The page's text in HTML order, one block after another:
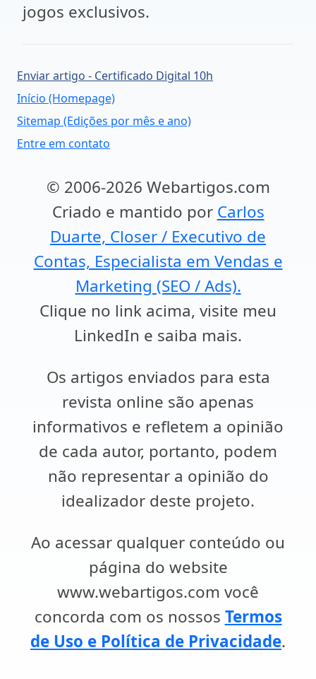
jogos exclusivos.
Enviar artigo - Certificado Digital 10h
Início (Homepage)
Sitemap (Edições por mês e ano)
Entre em contato
© 2006-2026 Webartigos.com
Criado e mantido por Carlos
Duarte, Closer / Executivo de
Contas, Especialista em Vendas e
Marketing (SEO / Ads).
Clique no link acima, visite meu
LinkedIn e saiba mais.
Os artigos enviados para esta
revista online são apenas
informativos e refletem a opinião
de cada autor, portanto, podem
não representar a opinião do
idealizador deste projeto.
Ao acessar qualquer conteúdo ou
página do website
www.webartigos.com você
concorda com os nossos Termos
de Uso e Política de Privacidade.